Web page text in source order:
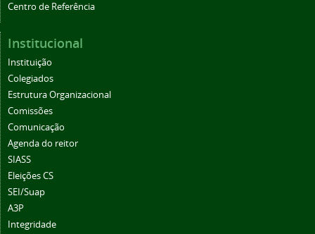
Centro de Referência
Institucional
Instituição
Colegiados
Estrutura Organizacional
Comissões
Comunicação
Agenda do reitor
SIASS
Eleições CS
SEI/Suap
A3P
Integridade